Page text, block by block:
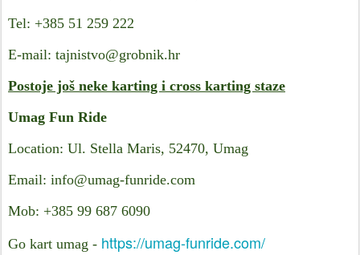
Tel: +385 51 259 222
E-mail: tajnistvo@grobnik.hr
Postoje još neke karting i cross karting staze
Umag Fun Ride
Location: Ul. Stella Maris, 52470, Umag
Email: info@umag-funride.com
Mob: +385 99 687 6090
Go kart umag - https://umag-funride.com/